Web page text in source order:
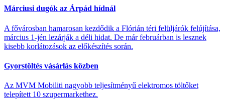
Márciusi dugók az Árpád hídnál
A fővárosban hamarosan kezdődik a Flórián téri felüljárók felújítása,
március 1-jén lezárják a déli hidat. De már februárban is lesznek
kisebb korlátozások az előkészítés során.
Gyorstöltés vásárlás közben
Az MVM Mobiliti nagyobb teljesítményű elektromos töltőket
telepített 10 szupermarkethez.